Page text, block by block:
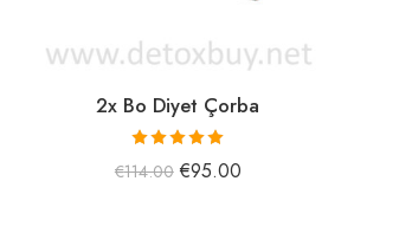
2x Bo Diyet Çorba
5 üzerinden
€114.00 €95.00